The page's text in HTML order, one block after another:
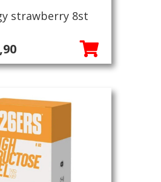
strawberry 8st
Huidige
prijs
€15,90.